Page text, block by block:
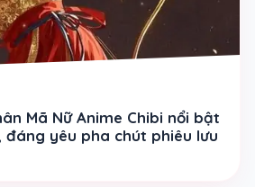
Mã Nữ Anime Chibi nổi bật
yêu pha chút phiêu lưu